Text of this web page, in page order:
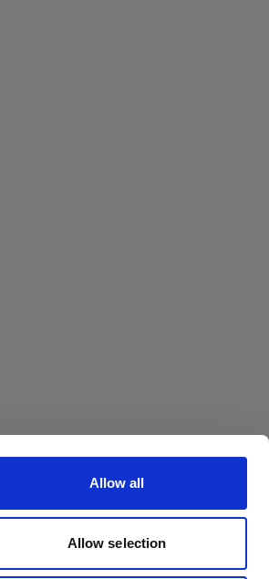
Allow all
Allow selection